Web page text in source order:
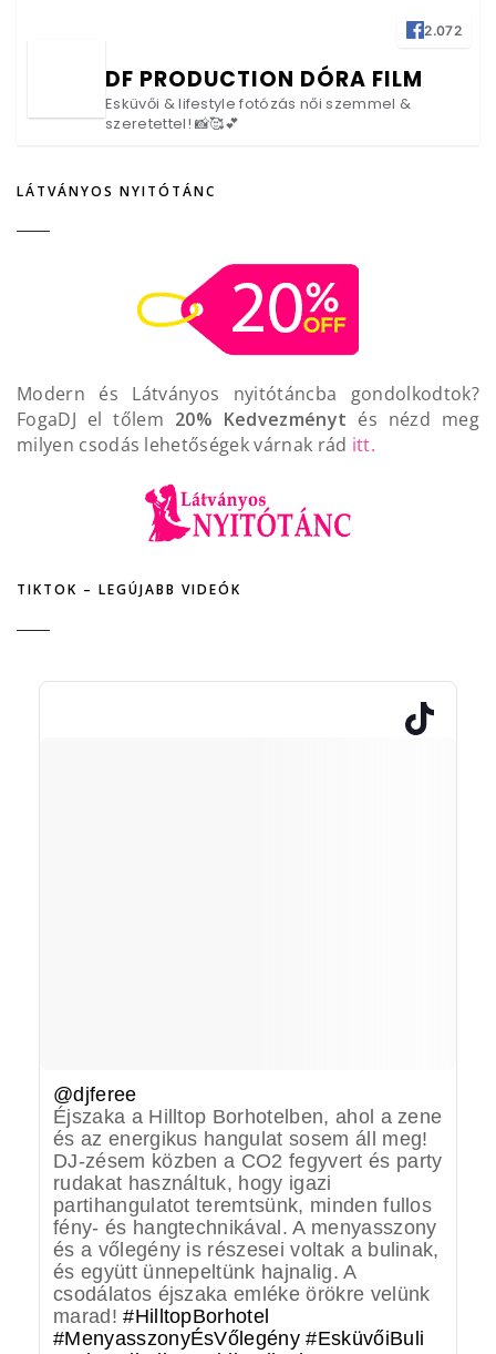
2.072
DF PRODUCTION DÓRA FILM
Esküvői & lifestyle fotózás női szemmel &
szeretettel! 📸🥰💕
LÁTVÁNYOS NYITÓTÁNC
Modern és Látványos nyitótáncba gondolkodtok?
FogaDJ el tőlem 20% Kedvezményt és nézd meg
milyen csodás lehetőségek várnak rád itt.
TIKTOK – LEGÚJABB VIDEÓK
@djferee
Éjszaka a Hilltop Borhotelben, ahol a zene
és az energikus hangulat sosem áll meg!
DJ-zésem közben a CO2 fegyvert és party
rudakat használtuk, hogy igazi
partihangulatot teremtsünk, minden fullos
fény- és hangtechnikával. A menyasszony
és a vőlegény is részesei voltak a bulinak,
és együtt ünnepeltünk hajnalig. A
csodálatos éjszaka emléke örökre velünk
marad!#HilltopBorhotel
#MenyasszonyÉsVőlegény #EsküvőiBuli